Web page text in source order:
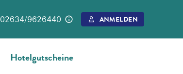
02634/9626440 ANMELDEN
Hotelgutscheine